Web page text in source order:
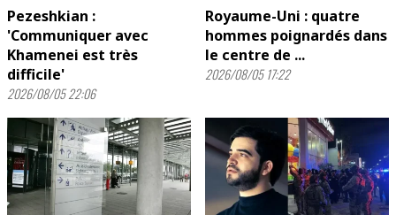
Pezeshkian :
'Communiquer avec
Khamenei est très
difficile'
2026/08/05 22:06
Royaume-Uni : quatre
hommes poignardés dans
le centre de ...
2026/08/05 17:22